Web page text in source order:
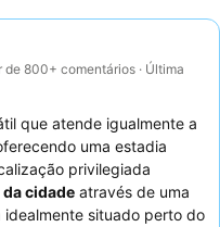
800+ comentários · Última
que atende igualmente a
uma estadia
privilegiada
cidade através de uma
situado perto do